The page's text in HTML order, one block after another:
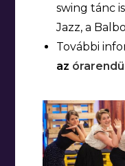
swing tánc
Jazz, a
További
az